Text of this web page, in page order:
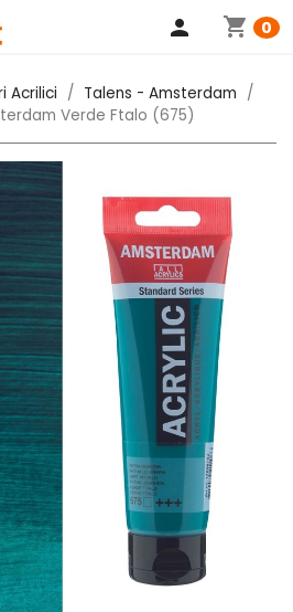
shopping_cart 0
person
Acrilici
Talens - Amsterdam
Verde Ftalo (675)